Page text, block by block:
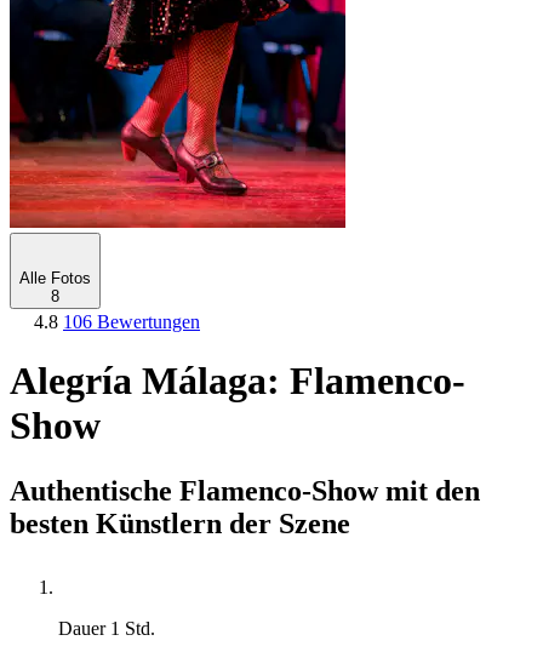
Alle Fotos
8
4.8 106 Bewertungen
Alegría Málaga: Flamenco-
Show
Authentische Flamenco-Show mit den
besten Künstlern der Szene
Dauer 1 Std.